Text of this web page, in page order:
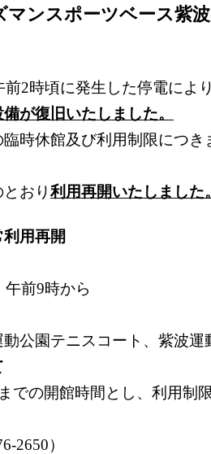
マンスポーツベース紫
2時頃に発生した停電によ
が復旧いたしました。
時休館及び利用制限につ
おり利用再開いたしました。
用再開
前9時から
園テニスコート、紫波運
の開館時間とし、利用制限
2650）